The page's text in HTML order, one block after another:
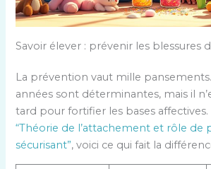
Savoir élever : prévenir les blessures
La prévention vaut mille
années sont déterminantes, mais il
tard pour fortifier les bases affectives.
“Théorie de l’attachement et rôle de
sécurisant”, voici ce qui fait la